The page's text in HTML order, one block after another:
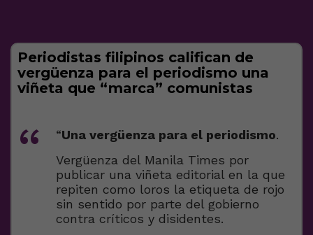
Periodistas filipinos califican de
vergüenza para el periodismo una
viñeta que “marca” comunistas
“Una vergüenza para el periodismo.
Vergüenza del Manila Times por
publicar una viñeta editorial en la que
repiten como loros la etiqueta de rojo
sin sentido por parte del gobierno
contra críticos y disidentes.